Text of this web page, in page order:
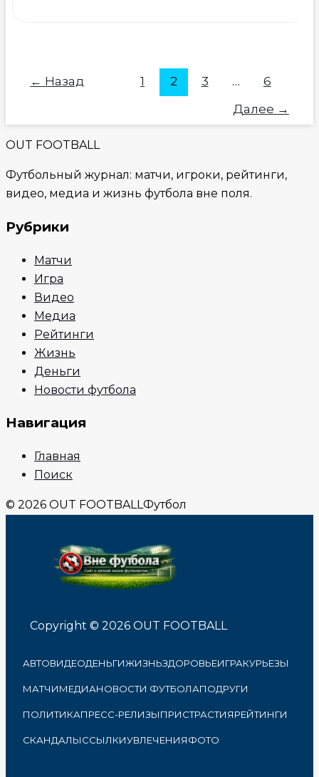
← Назад 1 2 3 …
6
Далее →
OUT FOOTBALL
Футбольный журнал: матчи, игроки, рейтинги,
видео, медиа и жизнь футбола вне поля.
Рубрики
Матчи
Игра
Видео
Медиа
Рейтинги
Жизнь
Деньги
Новости футбола
Навигация
Главная
Поиск
© 2026 OUT FOOTBALLФутбол
Copyright © 2026 OUT FOOTBALL
АВТОВИДЕОДЕНЬГИЖИЗНЬЗДОРОВЬЕИГРАКУРЬЕЗЫ
МАТЧИМЕДИАНОВОСТИ ФУТБОЛАПОДРУГИ
ПОЛИТИКАПРЕСС-РЕЛИЗЫПРИСТРАСТИЯРЕЙТИНГИ
СКАНДАЛЫССЫЛКИУВЛЕЧЕНИЯФОТО